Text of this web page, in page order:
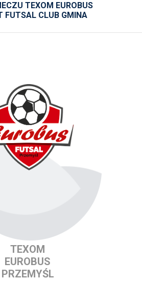
TEXOM EUROBUS
FUTSAL CLUB GMINA
TEXOM
EUROBUS
PRZEMYŚL